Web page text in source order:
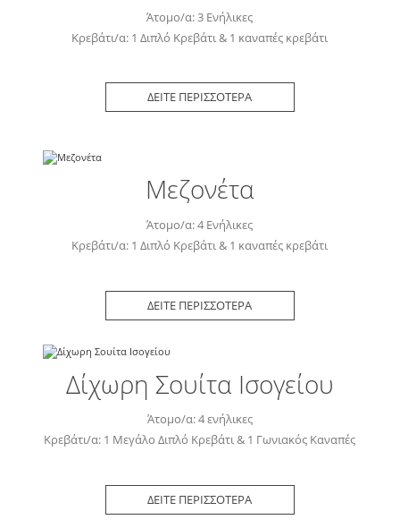
Άτομο/α: 3 Ενήλικες
Κρεβάτι/α: 1 Διπλό Κρεβάτι & 1 καναπές κρεβάτι
ΔΕΙΤΕ ΠΕΡΙΣΣΟΤΕΡΑ
Μεζονέτα
Άτομο/α: 4 Ενήλικες
Κρεβάτι/α: 1 Διπλό Κρεβάτι & 1 καναπές κρεβάτι
ΔΕΙΤΕ ΠΕΡΙΣΣΟΤΕΡΑ
Δίχωρη Σουίτα Ισογείου
Άτομο/α: 4 ενήλικες
Κρεβάτι/α: 1 Μεγάλο Διπλό Κρεβάτι & 1 Γωνιακός Καναπές
ΔΕΙΤΕ ΠΕΡΙΣΣΟΤΕΡΑ